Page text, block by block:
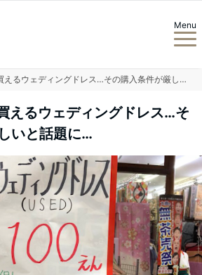
Menu
たった100円で買えるウェディングドレス…その購入条件が厳しいと話題に…
えるウェディングドレス…そ
いと話題に…